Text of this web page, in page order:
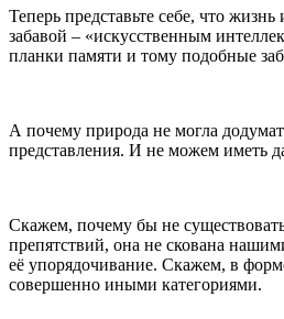
Теперь представьте себе, что
забавой – «искусственным
планки памяти и тому подобные
А почему природа не могла
представления. И не можем иметь
Скажем, почему бы не
препятствий, она не скована
её упорядочивание. Скажем, в
совершенно иными категориями.